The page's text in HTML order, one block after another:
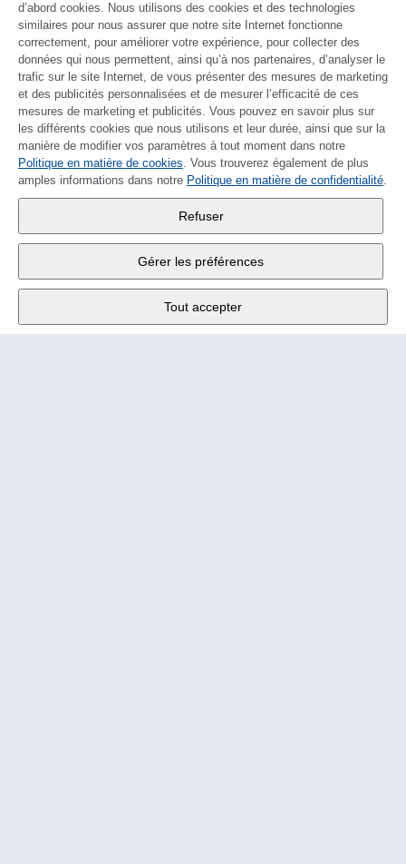
DEUTSCH
Fabrikstrasse 10, 3176 Neuenegg
Lu - Ve 9:00 - 12:00 h
Tél. +4131 377 21 11
d’abord cookies. Nous utilisons des cookies et des technologies
similaires pour nous assurer que notre site Internet fonctionne
correctement, pour améliorer votre expérience, pour collecter des
données qui nous permettent, ainsi qu’à nos partenaires, d’analyser le
trafic sur le site Internet, de vous présenter des mesures de marketing
et des publicités personnalisées et de mesurer l’efficacité de ces
mesures de marketing et publicités. Vous pouvez en savoir plus sur
les différents cookies que nous utilisons et leur durée, ainsi que sur la
manière de modifier vos paramètres à tout moment dans notre
Politique en matière de cookies. Vous trouverez également de plus
amples informations dans notre Politique en matière de confidentialité.
Refuser
Gérer les préférences
Tout accepter